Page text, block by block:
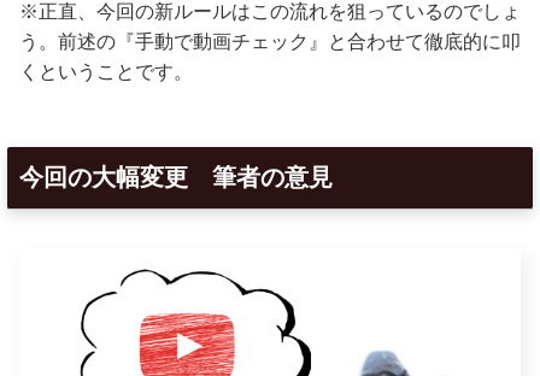
※正直、今回の新ルールはこの流れを狙っているのでしょ
う。前述の『手動で動画チェック』と合わせて徹底的に叩
くということです。
今回の大幅変更 筆者の意見